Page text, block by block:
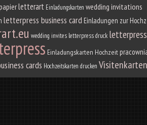
letterart Einladungskarten wedding invitations
letterpress business card Einladungen zur
wedding invites letterpress druck letterpress
Einladungskarten Hochzeit
cards Hochzeitskarten drucken Visitenkarten